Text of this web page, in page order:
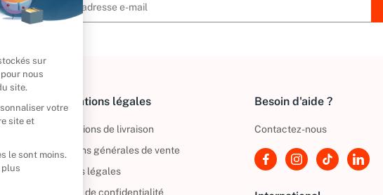
Informations légales
Informations de livraison
Conditions générales de vente
Mentions légales
Politique de confidentialité
Besoin d'aide ?
Contactez-nous